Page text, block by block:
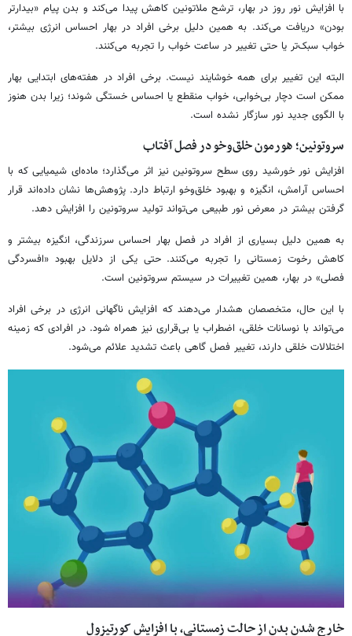
با افزایش نور روز در بهار، ترشح ملاتونین کاهش پیدا می‌کند و بدن پیام «بیدارتر
بودن» دریافت می‌کند. به همین دلیل برخی افراد در بهار احساس انرژی بیشتر،
خواب سبک‌تر یا حتی تغییر در ساعت خواب را تجربه می‌کنند.
البته این تغییر برای همه خوشایند نیست. برخی افراد در هفته‌های ابتدایی بهار
ممکن است دچار بی‌خوابی، خواب منقطع یا احساس خستگی شوند؛ زیرا بدن هنوز
با الگوی جدید نور سازگار نشده است.
سروتونین؛ هورمون خلق‌وخو در فصل آفتاب
افزایش نور خورشید روی سطح سروتونین نیز اثر می‌گذارد؛ ماده‌ای شیمیایی که با
احساس آرامش، انگیزه و بهبود خلق‌وخو ارتباط دارد. پژوهش‌ها نشان داده‌اند قرار
گرفتن بیشتر در معرض نور طبیعی می‌تواند تولید سروتونین را افزایش دهد.
به همین دلیل بسیاری از افراد در فصل بهار احساس سرزندگی، انگیزه بیشتر و
کاهش رخوت زمستانی را تجربه می‌کنند. حتی یکی از دلایل بهبود «افسردگی
فصلی» در بهار، همین تغییرات در سیستم سروتونین است.
با این حال، متخصصان هشدار می‌دهند که افزایش ناگهانی انرژی در برخی افراد
می‌تواند با نوسانات خلقی، اضطراب یا بی‌قراری نیز همراه شود. در افرادی که زمینه
اختلالات خلقی دارند، تغییر فصل گاهی باعث تشدید علائم می‌شود.
خارج شدن بدن از حالت زمستانی، با افزایش کورتیزول